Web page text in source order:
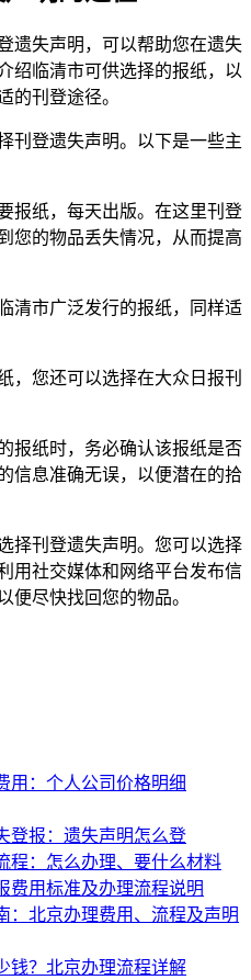
遗失声明，可以帮助您在遗失
绍临清市可供选择的报纸，以
的刊登途径。
刊登遗失声明。以下是一些主
报纸，每天出版。在这里刊登
您的物品丢失情况，从而提高
清市广泛发行的报纸，同样适
，您还可以选择在大众日报刊
报纸时，务必确认该报纸是否
信息准确无误，以便潜在的拾
择刊登遗失声明。您可以选择
用社交媒体和网络平台发布信
便尽快找回您的物品。
用：个人公司价格明细
登报：遗失声明怎么登
程：怎么办理、要什么材料
费用标准及办理流程说明
：北京办理费用、流程及声明
钱？北京办理流程详解